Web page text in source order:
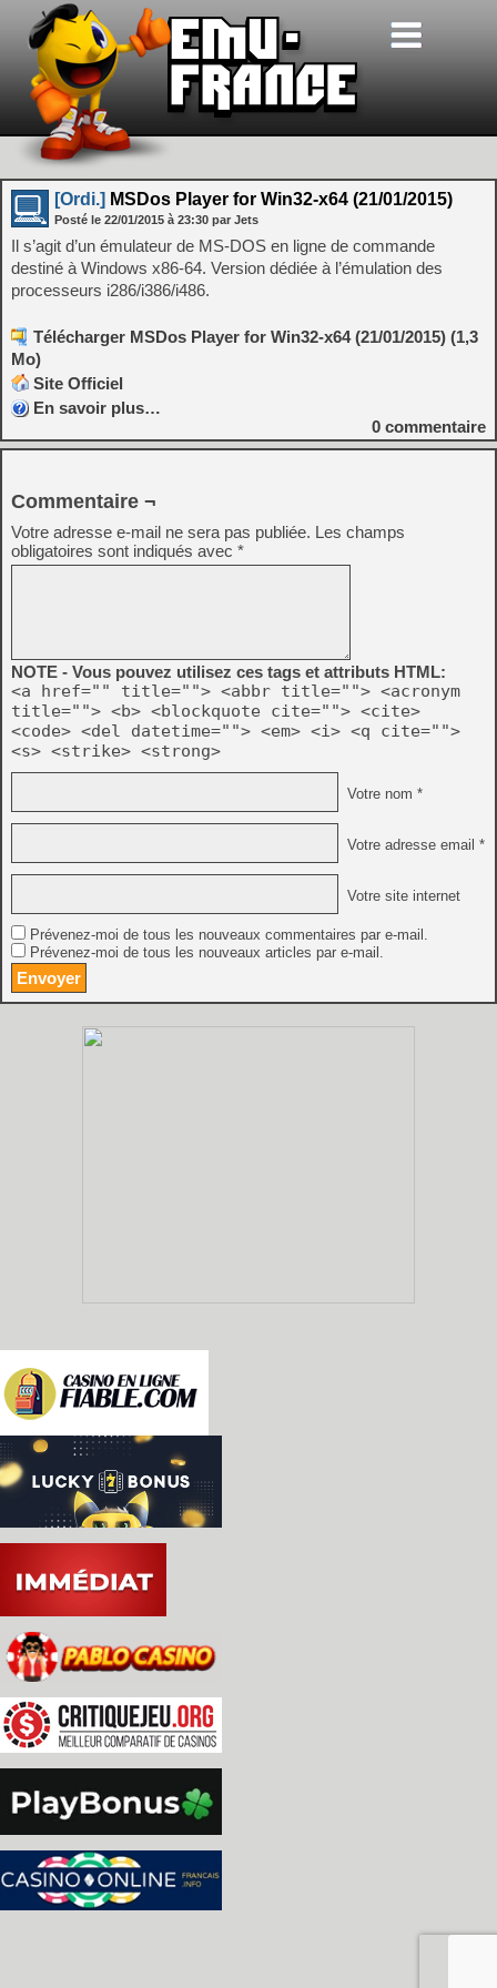
[Ordi.] MSDos Player for Win32-x64 (21/01/2015)
Posté le 22/01/2015 à 23:30 par Jets
Il s’agit d’un émulateur de MS-DOS en ligne de commande
destiné à Windows x86-64. Version dédiée à l’émulation des
processeurs i286/i386/i486.
Télécharger MSDos Player for Win32-x64 (21/01/2015) (1,3
Mo)
Site Officiel
En savoir plus…
0 commentaire
Commentaire ¬
Votre adresse e-mail ne sera pas publiée. Les champs
obligatoires sont indiqués avec *
NOTE - Vous pouvez utilisez ces tags et attributs HTML:
<a href="" title=""> <abbr title=""> <acronym
title=""> <b> <blockquote cite=""> <cite>
<code> <del datetime=""> <em> <i> <q cite="">
<s> <strike> <strong>
Votre nom *
Votre adresse email *
Votre site internet
Prévenez-moi de tous les nouveaux commentaires par e-mail.
Prévenez-moi de tous les nouveaux articles par e-mail.